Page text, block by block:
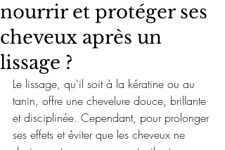
nourrir et protéger ses
cheveux après un
lissage ?
Le lissage, qu'il soit à la kératine ou au
tanin, offre une chevelure douce, brillante
et disciplinée. Cependant, pour prolonger
ses effets et éviter que les cheveux ne